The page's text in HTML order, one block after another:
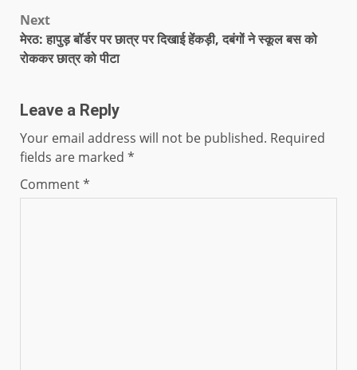
Next
मेरठ: हापुड़ बॉर्डर पर छात्र पर दिखाई हेंकड़ी, दबंगों ने स्कूल बस को
रोककर छात्र को पीटा
Leave a Reply
Your email address will not be published. Required
fields are marked *
Comment*